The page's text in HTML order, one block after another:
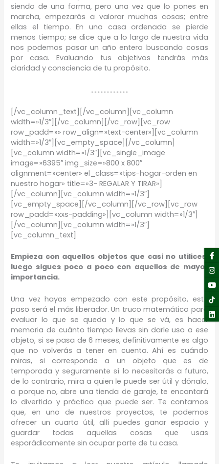
siendo de una forma, pero una vez que lo pones en
marcha, empezarás a valorar muchas cosas; entre
ellas el tiempo. En una casa ordenada se pierde
menos tiempo; se dice que a lo largo de nuestra vida
nos podemos pasar un año entero buscando cosas
por casa. Evaluando tus objetivos tendrás más
claridad y consciencia de tu propósito.
……………………..
[/vc_column_text][/vc_column][vc_column
width=»1/3″][/vc_column][/vc_row][vc_row
row_padd=»» row_align=»text-center»][vc_column
width=»1/3″][vc_empty_space][/vc_column]
[vc_column width=»1/3″][vc_single_image
image=»6395″ img_size=»800 x 800″
alignment=»center» el_class=»tips-hogar-orden en
nuestro hogar» title=»3- REGALAR Y TIRAR»]
[/vc_column][vc_column width=»1/3″]
[vc_empty_space][/vc_column][/vc_row][vc_row
row_padd=»xxs-padding»][vc_column width=»1/3″]
[/vc_column][vc_column width=»1/3″]
[vc_column_text]
Empieza con aquellos objetos que casi no utilices,
luego sigues poco a poco con aquellos de mayor
importancia.
Una vez hayas empezado con este propósito, este
paso será el más liberador. Un truco matemático para
evaluar lo que se queda y lo que se vá, es hacer
memoria de cuánto tiempo llevas sin darle uso a ese
objeto, si se pasa de 6 meses, definitivamente es algo
que no volverás a tener en cuenta. Ahí es cuándo
miras, si corresponde a un objeto que es de
temporada y seguramente sí lo necesitarás a futuro,
de lo contrario, mira a quien le puede ser útil y dónalo,
o porque no, abre una tienda de garaje, te encantará
lo divertido y práctico que puede ser. Te contamos
que, en uno de nuestros proyectos, te podemos
ofrecer un cuarto útil, allí puedes ganar espacio y
guardar todas aquellas cosas que usas
esporádicamente sin ocupar parte de tu casa.
f